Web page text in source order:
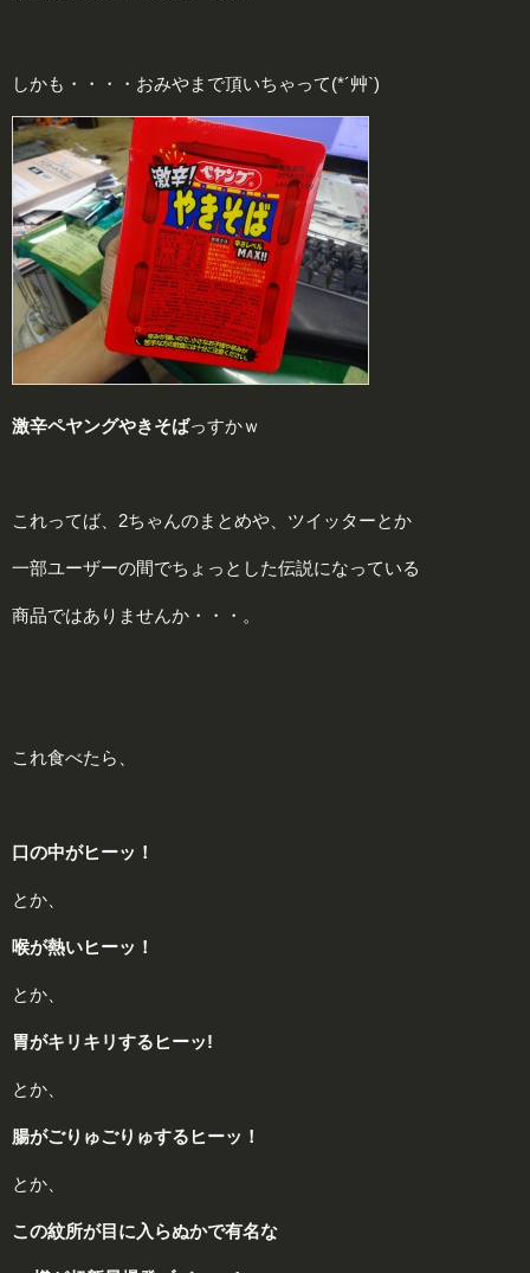
しかも・・・・おみやまで頂いちゃって(*´艸`)
激辛ペヤングやきそばっすかｗ
これってば、2ちゃんのまとめや、ツイッターとか
一部ユーザーの間でちょっとした伝説になっている
商品ではありませんか・・・。
これ食べたら、
口の中がヒーッ！
とか、
喉が熱いヒーッ！
とか、
胃がキリキリするヒーッ!
とか、
腸がごりゅごりゅするヒーッ！
とか、
この紋所が目に入らぬかで有名な